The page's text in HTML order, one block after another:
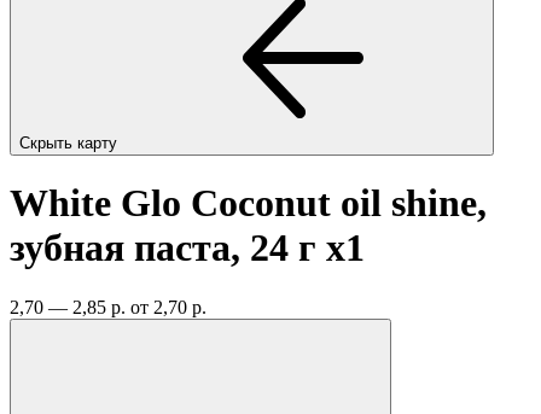
Скрыть карту
White Glo Coconut oil shine,
зубная паста, 24 г x1
2,70 — 2,85 р. от 2,70 р.